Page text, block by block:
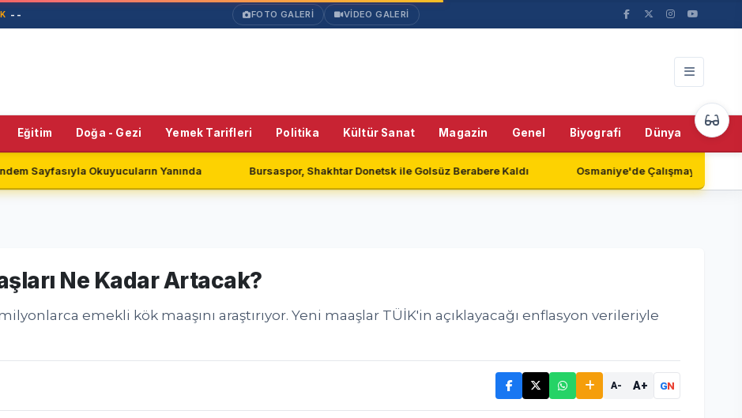
-- FOTO GALERİ VİDEO GALERİ
Eğitim Doğa - Gezi Yemek Tarifleri Politika Kültür Sanat Magazin Genel Biyografi Dünya
Yanında Bursaspor, Shakhtar Donetsk ile Golsüz Berabere Kaldı Osmaniye'de Çalışmayan Güvenlik Kameraları Endişe
Ne Kadar Artacak?
emekli kök maaşını araştırıyor. Yeni maaşlar TÜİK'in açıklayacağı enflasyon verileriyle
A- A+ GN